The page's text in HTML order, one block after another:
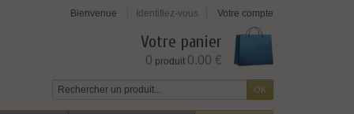
Bienvenue Identifiez-vous Votre compte
Votre panier
0 produit 0.00 €